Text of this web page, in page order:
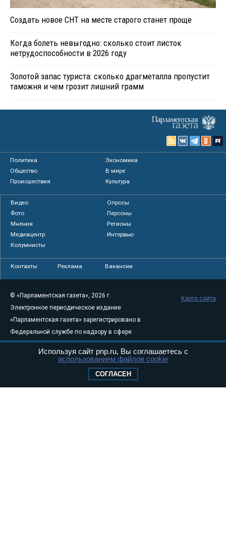
Создать новое СНТ на месте старого станет проще
Когда болеть невыгодно: сколько стоит листок
нетрудоспособности в 2026 году
Золотой запас туриста: сколько драгметалла пропустит
таможня и чем грозит лишний грамм
Политика
Экономика
Общество
В мире
Происшествия
Культура
Видео
Опросы
Фото
Персоны
Мнения
Регионы
Медиацентр
Интервью
Колумнисты
Контакты Реклама Вакансии
© «Парламентская газета», 2026 г.
Электронное периодическое издание
«Парламентская газета» зарегистрировано в
Федеральной службе по надзору в сфере
связи, информационных технологий и
массовых коммуникаций (Роскомнадзор) 05
Свидетельство о регистрации Эл № ФС77-
Карта сайта
Используя сайт pnp.ru, Вы соглашаетесь с
использованием файлов cookie
СОГЛАСЕН